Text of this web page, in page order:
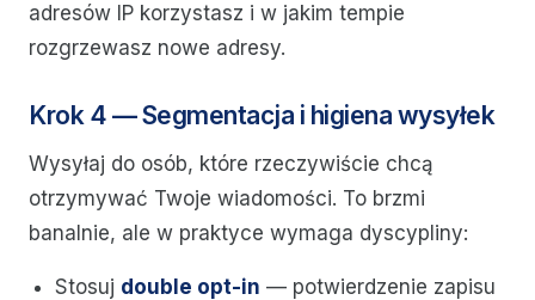
adresów IP korzystasz i w jakim tempie
rozgrzewasz nowe adresy.
Krok 4 — Segmentacja i higiena wysyłek
Wysyłaj do osób, które rzeczywiście chcą
otrzymywać Twoje wiadomości. To brzmi
banalnie, ale w praktyce wymaga dyscypliny:
Stosuj double opt-in — potwierdzenie zapisu